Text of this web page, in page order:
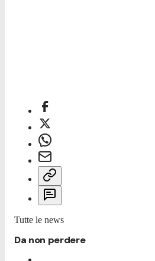
Tutte le news
Da non perdere